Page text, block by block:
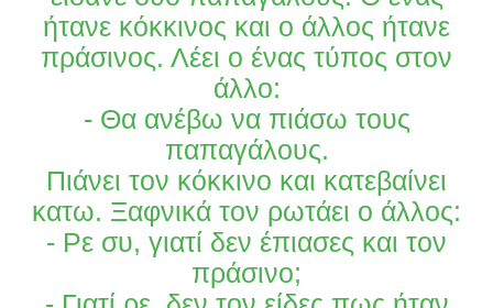
ήτανε κόκκινος και ο άλλος ήτανε
πράσινος. Λέει ο ένας τύπος στον
άλλο:
- Θα ανέβω να πιάσω τους
παπαγάλους.
Πιάνει τον κόκκινο και κατεβαίνει
κατω. Ξαφνικά τον ρωτάει ο άλλος:
- Ρε συ, γιατί δεν έπιασες και τον
πράσινο;